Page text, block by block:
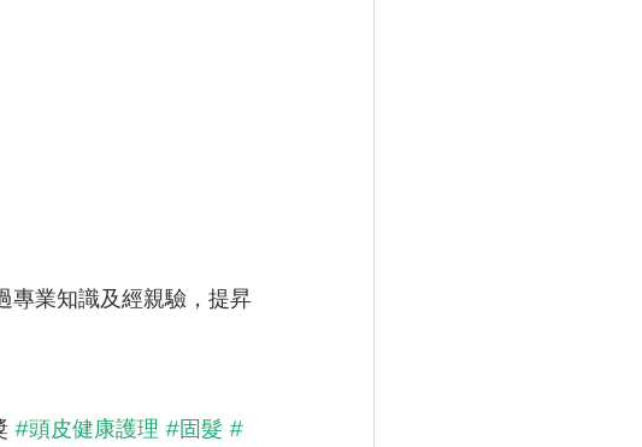
專業知識及經親驗，提昇
#頭皮健康護理 #固髮 #